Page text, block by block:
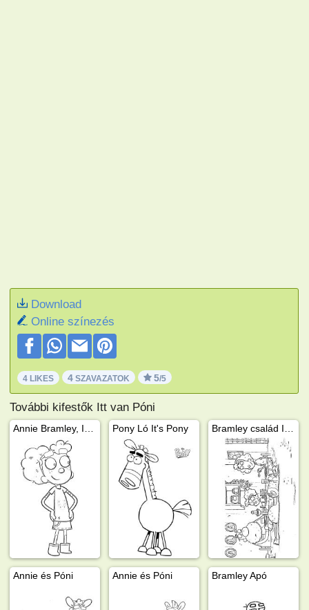
Download
Online színezés
4 LIKES 4 SZAVAZATOK 5/5
További kifestők Itt van Póni
Pony Ló It's Pony
Annie és Póni Annie és Póni Bramley Apó